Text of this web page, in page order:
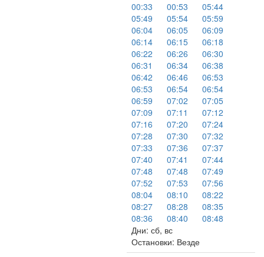
00:33
00:53
05:44
05:49
05:54
05:59
06:04
06:05
06:09
06:14
06:15
06:18
06:22
06:26
06:30
06:31
06:34
06:38
06:42
06:46
06:53
06:53
06:54
06:54
06:59
07:02
07:05
07:09
07:11
07:12
07:16
07:20
07:24
07:28
07:30
07:32
07:33
07:36
07:37
07:40
07:41
07:44
07:48
07:48
07:49
07:52
07:53
07:56
08:04
08:10
08:22
08:27
08:28
08:35
08:36
08:40
08:48
Дни: сб, вс
Остановки: Везде